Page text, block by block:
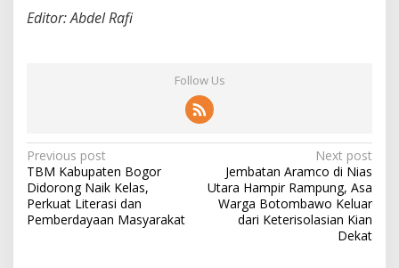
Editor: Abdel Rafi
Follow Us
P
o
s
Previous post
TBM Kabupaten Bogor
Didorong Naik Kelas,
Perkuat Literasi dan
Pemberdayaan Masyarakat
Next post
Jembatan Aramco di Nias
Utara Hampir Rampung, Asa
Warga Botombawo Keluar
dari Keterisolasian Kian
Dekat